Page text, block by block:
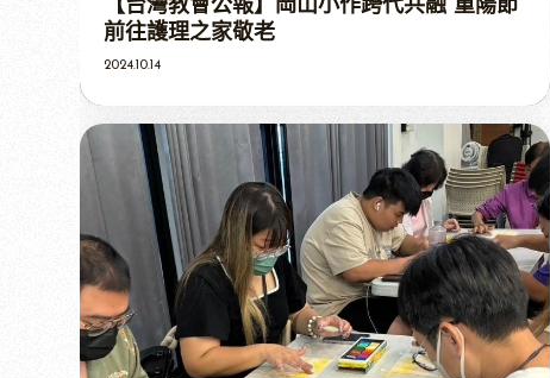
【台灣教會公報】岡山小作跨代共融 重陽節
前往護理之家敬老
2024.10.14